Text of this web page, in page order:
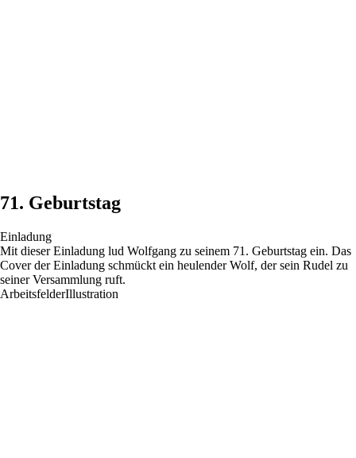
71. Geburtstag
Einladung
Mit dieser Einladung lud Wolfgang zu seinem 71. Geburtstag ein. Das
Cover der Einladung schmückt ein heulender Wolf, der sein Rudel zu
seiner Versammlung ruft.
ArbeitsfelderIllustration